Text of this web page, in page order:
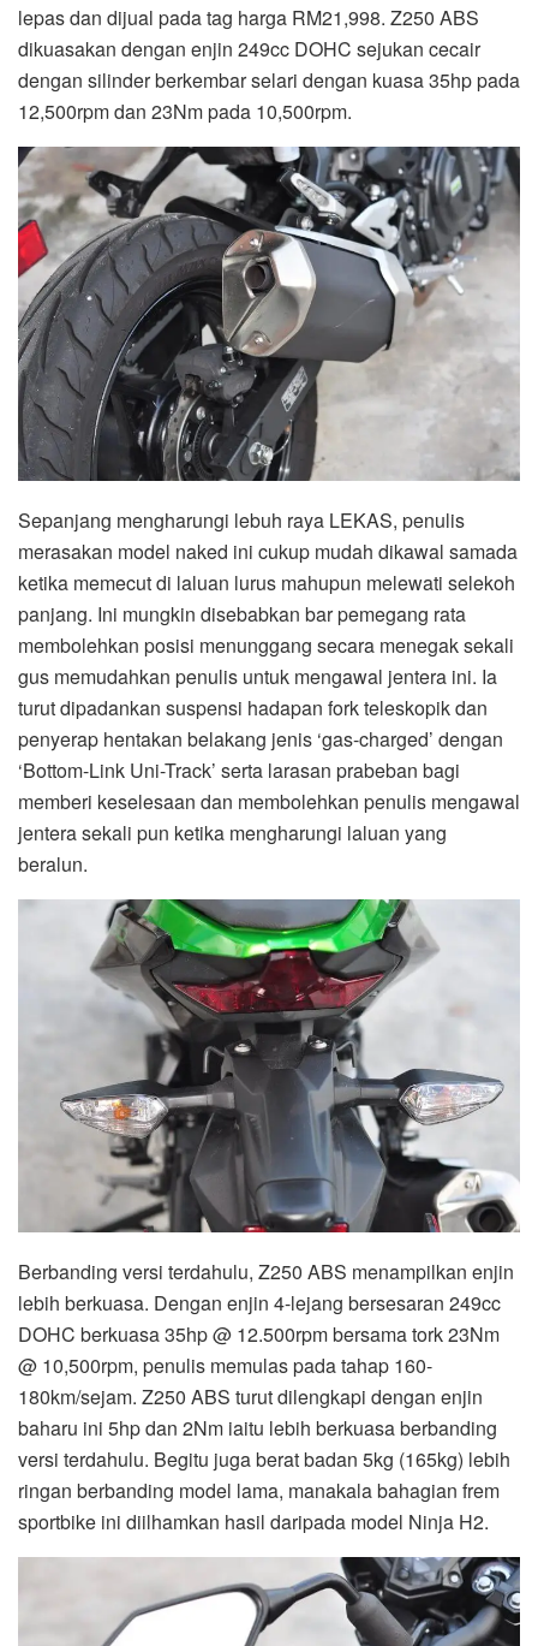
lepas dan dijual pada tag harga RM21,998. Z250 ABS
dikuasakan dengan enjin 249cc DOHC sejukan cecair
dengan silinder berkembar selari dengan kuasa 35hp pada
12,500rpm dan 23Nm pada 10,500rpm.
Sepanjang mengharungi lebuh raya LEKAS, penulis
merasakan model naked ini cukup mudah dikawal samada
ketika memecut di laluan lurus mahupun melewati selekoh
panjang. Ini mungkin disebabkan bar pemegang rata
membolehkan posisi menunggang secara menegak sekali
gus memudahkan penulis untuk mengawal jentera ini. Ia
turut dipadankan suspensi hadapan fork teleskopik dan
penyerap hentakan belakang jenis ‘gas-charged’ dengan
‘Bottom-Link Uni-Track’ serta larasan prabeban bagi
memberi keselesaan dan membolehkan penulis mengawal
jentera sekali pun ketika mengharungi laluan yang
beralun.
Berbanding versi terdahulu, Z250 ABS menampilkan enjin
lebih berkuasa. Dengan enjin 4-lejang bersesaran 249cc
DOHC berkuasa 35hp @ 12.500rpm bersama tork 23Nm
@ 10,500rpm, penulis memulas pada tahap 160-
180km/sejam. Z250 ABS turut dilengkapi dengan enjin
baharu ini 5hp dan 2Nm iaitu lebih berkuasa berbanding
versi terdahulu. Begitu juga berat badan 5kg (165kg) lebih
ringan berbanding model lama, manakala bahagian frem
sportbike ini diilhamkan hasil daripada model Ninja H2.